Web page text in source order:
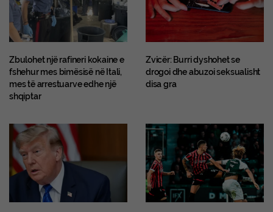
Zbulohet një rafineri kokaine e
fshehur mes bimësisë në Itali,
mes të arrestuarve edhe një
shqiptar
Zvicër: Burri dyshohet se
drogoi dhe abuzoi seksualisht
disa gra